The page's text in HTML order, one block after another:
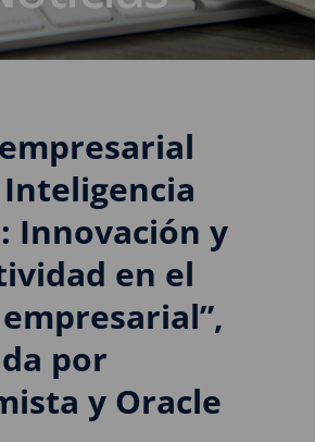
Inteligencia
Innovación y
en el
por
y Oracle